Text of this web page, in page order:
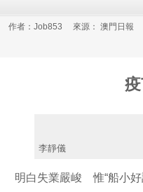
作者： Job853 來源： 澳門日報
李靜儀
明白失業嚴峻 惟“船小好